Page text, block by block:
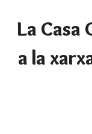
La Casa
a la